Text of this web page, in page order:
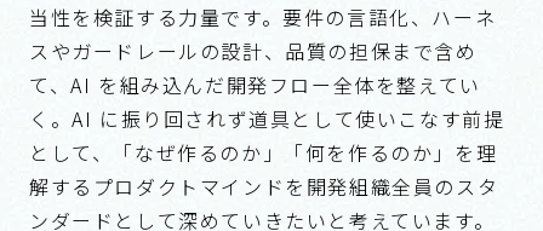
ンダードとして深めていきたいと考えています。
開発組織に「完成」はありません。実装やデータ
モデルに関する負債や運用上の改善点もまだまだ
残っていますが、それを必ずしも悪いことだとは
捉えていません。手段に縛られず、本質的な価値
創出と品質向上をどう実現するか。それが、開発